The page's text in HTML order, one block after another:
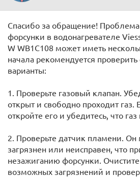
Спасибо за обращение!
форсунки в водонагревателе
W WB1C108 может иметь
начала рекомендуется
варианты:
1. Проверьте газовый клапан.
открыт и свободно проходит газ.
откройте его и убедитесь, что
2. Проверьте датчик пламени.
загрязнен или неисправен, что
незажиганию форсунки.
возможных загрязнений и